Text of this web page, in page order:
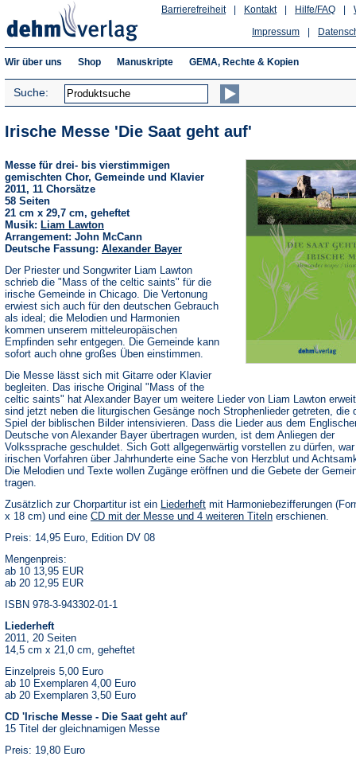
Hilfe/FAQ
Kontakt
Barrierefreiheit
Impressum
Wir über uns Shop Manuskripte GEMA, Rechte & Kopien
Suche:
Irische Messe 'Die Saat geht auf'
Messe für drei- bis vierstimmigen
gemischten Chor, Gemeinde und Klavier
2011, 11 Chorsätze
58 Seiten
21 cm x 29,7 cm, geheftet
Musik: Liam Lawton
Arrangement: John McCann
Deutsche Fassung: Alexander Bayer
Der Priester und Songwriter Liam Lawton
schrieb die "Mass of the celtic saints" für die
irische Gemeinde in Chicago. Die Vertonung
erwiest sich auch für den deutschen Gebrauch
als ideal; die Melodien und Harmonien
kommen unserem mitteleuropäischen
Empfinden sehr entgegen. Die Gemeinde kann
sofort auch ohne großes Üben einstimmen.
Die Messe lässt sich mit Gitarre oder Klavier
begleiten. Das irische Original "Mass of the
celtic saints" hat Alexander Bayer um weitere Lieder von Liam Lawton
sind jetzt neben die liturgischen Gesänge noch Strophenlieder getreten, die
Spiel der biblischen Bilder intensivieren. Dass die Lieder aus dem
Deutsche von Alexander Bayer übertragen wurden, ist dem Anliegen der
Volkssprache geschuldet. Sich Gott allgegenwärtig vorstellen zu dürfen,
irischen Vorfahren über Jahrhunderte eine Sache von Herzblut und
Die Melodien und Texte wollen Zugänge eröffnen und die Gebete der
tragen.
Zusätzlich zur Chorpartitur ist ein Liederheft mit Harmoniebezifferungen
x 18 cm) und eine CD mit der Messe und 4 weiteren Titeln erschienen.
Preis: 14,95 Euro, Edition DV 08
Mengenpreis:
ab 10 13,95 EUR
ab 20 12,95 EUR
ISBN 978-3-943302-01-1
Liederheft
2011, 20 Seiten
14,5 cm x 21,0 cm, geheftet
Einzelpreis 5,00 Euro
ab 10 Exemplaren 4,00 Euro
ab 20 Exemplaren 3,50 Euro
CD 'Irische Messe - Die Saat geht auf'
15 Titel der gleichnamigen Messe
Preis: 19,80 Euro